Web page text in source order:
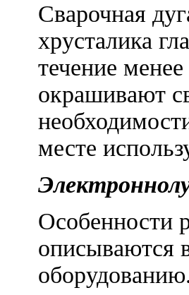
Сварочная
хрусталика
течение
окрашивают
месте
Особенности
описываются